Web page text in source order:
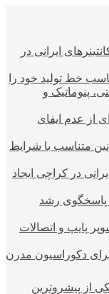
ایرانی در
خط تولید خود را
پنوماتیک و
از عدم ایفای
متناسب با شرایط
در کراچی ایجاد
پاسخگوی رشد
پایپ و اتصالات
برای دکوراسیون مدرن
از پیشروترین